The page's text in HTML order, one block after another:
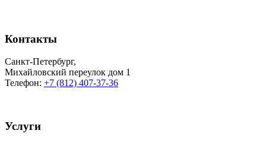
Контакты
Санкт-Петербург,
Михайловский переулок дом 1
Телефон: +7 (812) 407-37-36
Услуги